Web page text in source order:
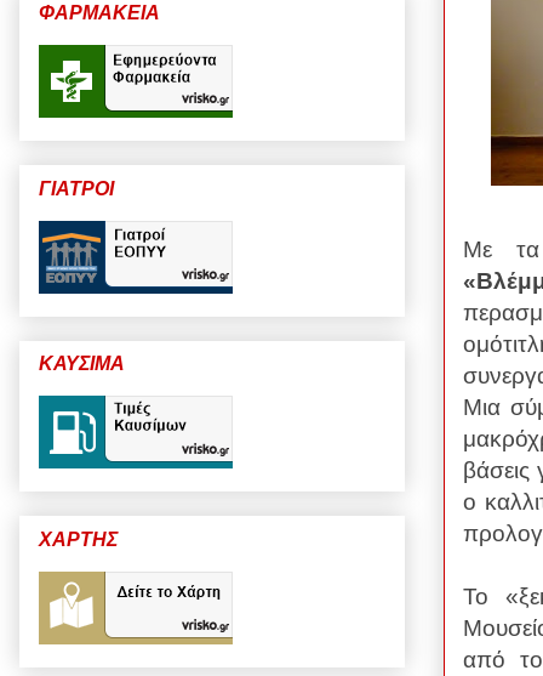
Με τα
Μια
ο
Το
από το
ΦΑΡΜΑΚΕΙΑ
ΓΙΑΤΡΟΙ
ΚΑΥΣΙΜΑ
ΧΑΡΤΗΣ